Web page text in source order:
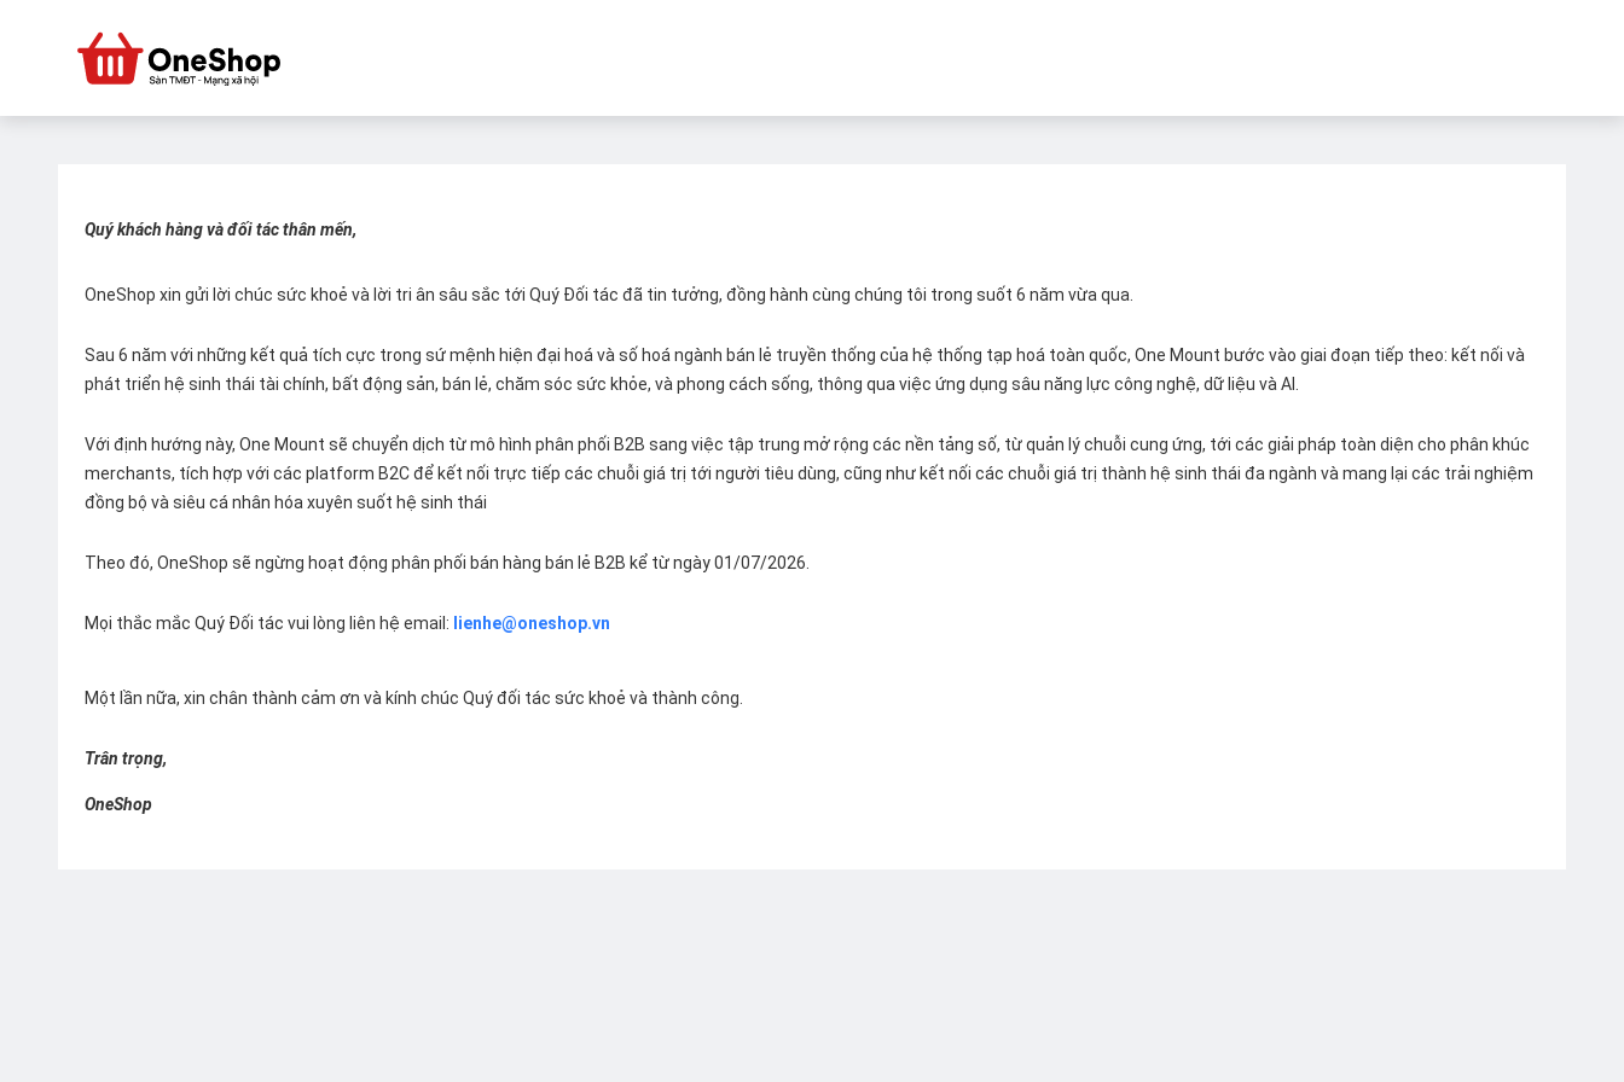
Quý khách hàng và đối tác thân mến,
OneShop xin gửi lời chúc sức khoẻ và lời tri ân sâu sắc tới Quý Đối tác đã tin tưởng, đồng hành cùng chúng tôi trong suốt 6 năm vừa qua.
Sau 6 năm với những kết quả tích cực trong sứ mệnh hiện đại hoá và số hoá ngành bán lẻ truyền thống của hệ thống tạp hoá toàn quốc, One Mount bước vào giai đoạn tiếp theo: kết nối và
phát triển hệ sinh thái tài chính, bất động sản, bán lẻ, chăm sóc sức khỏe, và phong cách sống, thông qua việc ứng dụng sâu năng lực công nghệ, dữ liệu và AI.
Với định hướng này, One Mount sẽ chuyển dịch từ mô hình phân phối B2B sang việc tập trung mở rộng các nền tảng số, từ quản lý chuỗi cung ứng, tới các giải pháp toàn diện cho phân khúc
merchants, tích hợp với các platform B2C để kết nối trực tiếp các chuỗi giá trị tới người tiêu dùng, cũng như kết nối các chuỗi giá trị thành hệ sinh thái đa ngành và mang lại các trải nghiệm
đồng bộ và siêu cá nhân hóa xuyên suốt hệ sinh thái
Theo đó, OneShop sẽ ngừng hoạt động phân phối bán hàng bán lẻ B2B kể từ ngày 01/07/2026.
Mọi thắc mắc Quý Đối tác vui lòng liên hệ email: lienhe@oneshop.vn
Một lần nữa, xin chân thành cảm ơn và kính chúc Quý đối tác sức khoẻ và thành công.
Trân trọng,
OneShop